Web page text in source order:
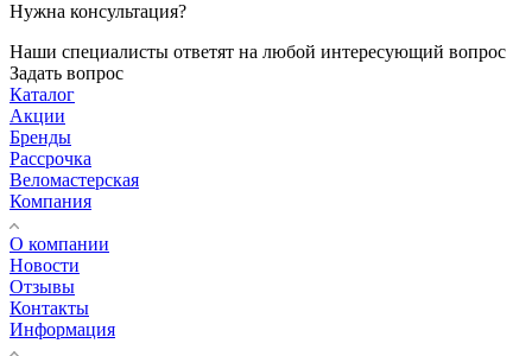
Нужна консультация?
Наши специалисты ответят на любой интересующий вопрос
Задать вопрос
Каталог
Акции
Бренды
Рассрочка
Веломастерская
Компания
О компании
Новости
Отзывы
Контакты
Информация